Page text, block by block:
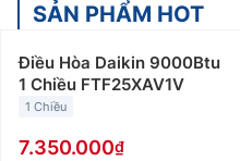
SẢN PHẨM HOT
Điều Hòa Daikin 9000Btu
1 Chiều FTF25XAV1V
1 Chiều
7.350.000